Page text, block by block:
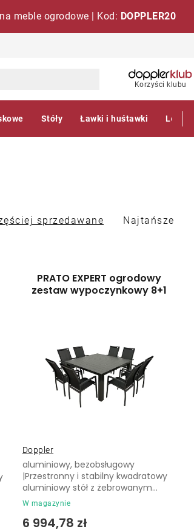
na meble ogrodowe | Kod: DOPPLER20
Korzyści klubu
Stóły Ławki i huśtawki Leżaki
sprzedawane Najtańsze
PRATO EXPERT ogrodowy
zestaw wypoczynkowy 8+1
Doppler
W magazynie
6 994,78 zł
aluminiowy, bezobsługowy
|Przestronny i stabilny kwadratowy
aluminiowy stół z żebrowanym...